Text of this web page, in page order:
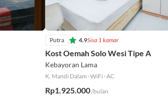
Putra 4.9Sisa 1 kamar
Kost Oemah Solo Wesi Tipe A
Kebayoran Lama
K. Mandi Dalam ·WiFi ·AC
Rp1.925.000/bulan